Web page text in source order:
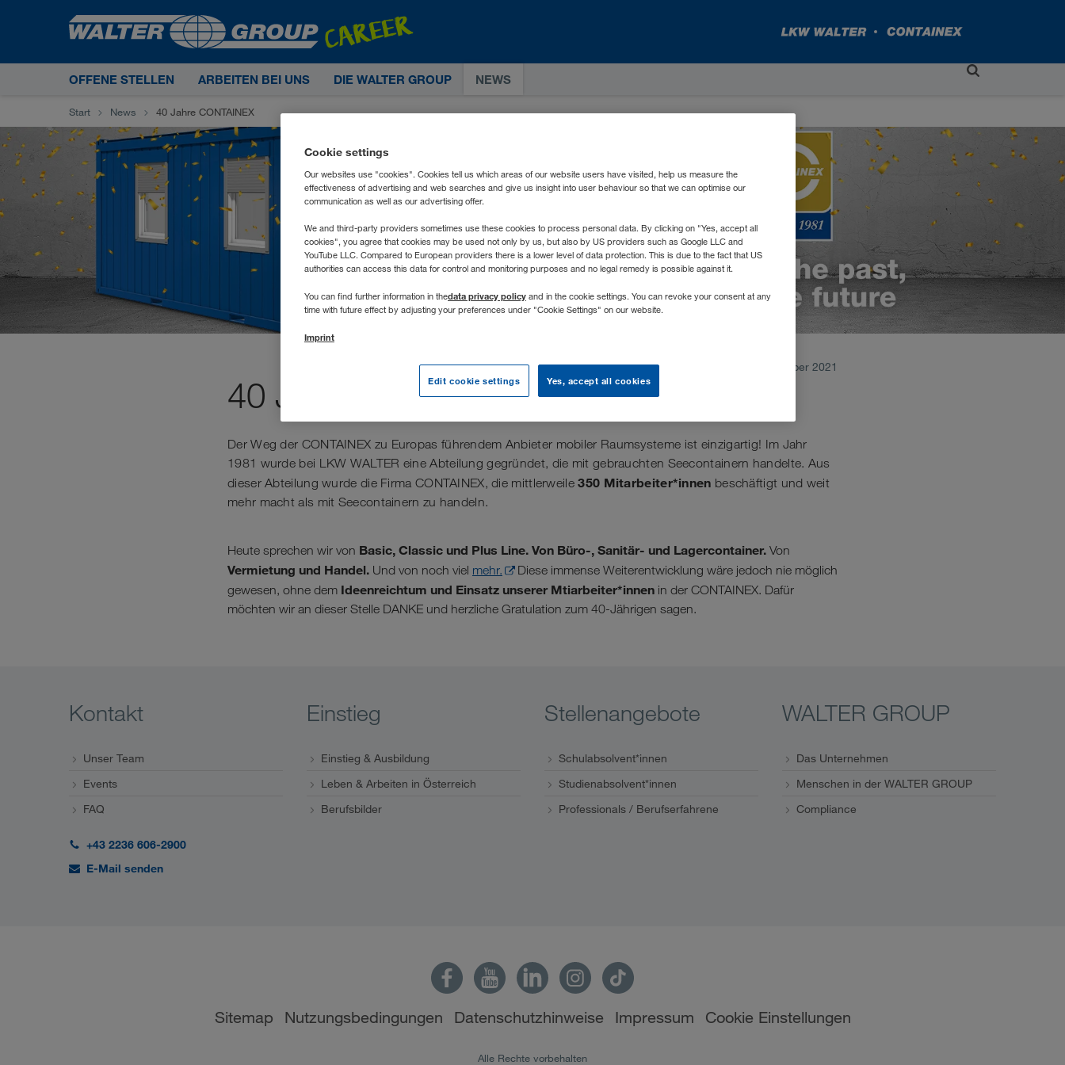
OFFENE STELLEN ARBEITEN BEI UNS DIE WALTER GROUP NEWS
Start News 40 Jahre CONTAINEX
November 2021
40 Jahre CONTAINEX
Der Weg der CONTAINEX zu Europas führendem Anbieter mobiler Raumsysteme ist einzigartig! Im Jahr
1981 wurde bei LKW WALTER eine Abteilung gegründet, die mit gebrauchten Seecontainern handelte. Aus
dieser Abteilung wurde die Firma CONTAINEX, die mittlerweile350 Mitarbeiter*innen beschäftigt und weit
mehr macht als mit Seecontainern zu handeln.
Heute sprechen wir von Basic, Classic und Plus Line. Von Büro-, Sanitär- und Lagercontainer. Von
Vermietung und Handel. Und von noch viel mehr.
Diese immense Weiterentwicklung wäre jedoch nie möglich
gewesen, ohne dem Ideenreichtum und Einsatz unserer Mtiarbeiter*innen in der CONTAINEX. Dafür
möchten wir an dieser Stelle DANKE und herzliche Gratulation zum 40-Jährigen sagen.
Kontakt
Unser Team
Events
FAQ
+43 2236 606-2900
E-Mail senden
Einstieg
Einstieg & Ausbildung
Leben & Arbeiten in Österreich
Berufsbilder
Stellenangebote
Schulabsolvent*innen
Studienabsolvent*innen
Professionals / Berufserfahrene
WALTER GROUP
Das Unternehmen
Menschen in der WALTER GROUP
Compliance
Sitemap Nutzungsbedingungen Datenschutzhinweise Impressum Cookie Einstellungen
Alle Rechte vorbehalten
Cookie settings
Our websites use "cookies". Cookies tell us which areas of our website users have visited, help us measure the
effectiveness of advertising and web searches and give us insight into user behaviour so that we can optimise our
communication as well as our advertising offer.
We and third-party providers sometimes use these cookies to process personal data. By clicking on "Yes, accept all
cookies", you agree that cookies may be used not only by us, but also by US providers such as Google LLC and
YouTube LLC. Compared to European providers there is a lower level of data protection. This is due to the fact that US
authorities can access this data for control and monitoring purposes and no legal remedy is possible against it.
You can find further information in thedata privacy policy and in the cookie settings. You can revoke your consent at any
time with future effect by adjusting your preferences under "Cookie Settings" on our website.
Imprint
Edit cookie settings Yes, accept all cookies